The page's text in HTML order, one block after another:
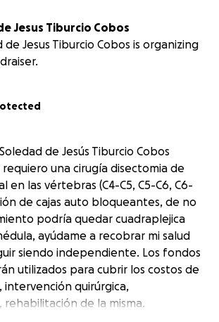
Jesus Tiburcio Cobos
de Jesus Tiburcio Cobos is organizing
de Jesús Tiburcio Cobos
una cirugía disectomia de
en las vértebras (C4-C5, C5-C6, C6-
de cajas auto bloqueantes, de no
podría quedar cuadraplejica
ayúdame a recobrar mi salud
siendo independiente. Los fondos
utilizados para cubrir los costos de
intervención quirúrgica,
rehabilitación de la misma.